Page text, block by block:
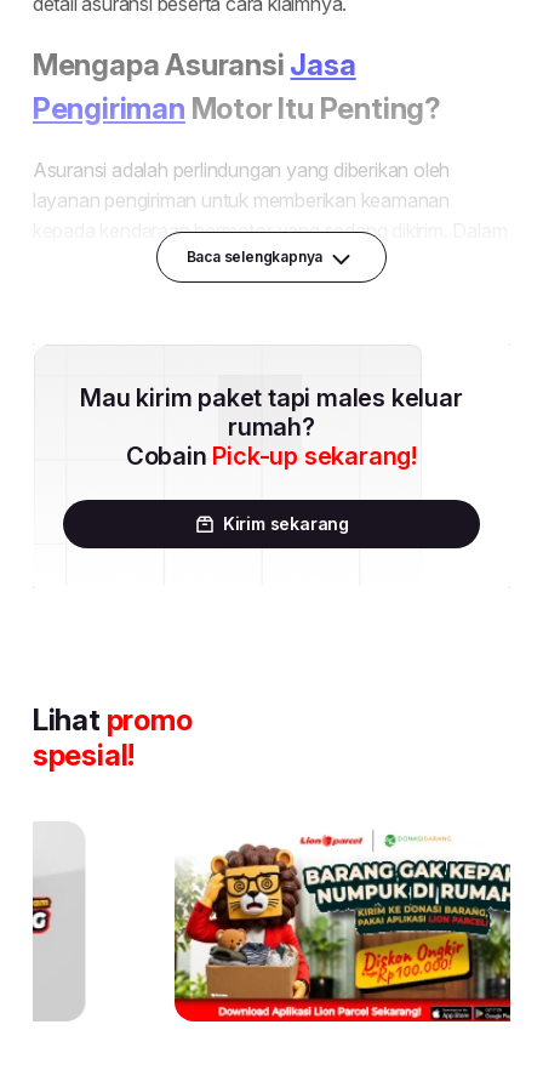
Baca selengkapnya
Mau kirim paket tapi males keluar
rumah?
Cobain Pick-up sekarang!
Kirim sekarang
Lihat promo
spesial!